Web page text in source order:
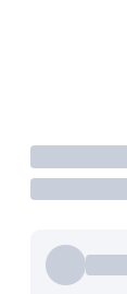
Operar